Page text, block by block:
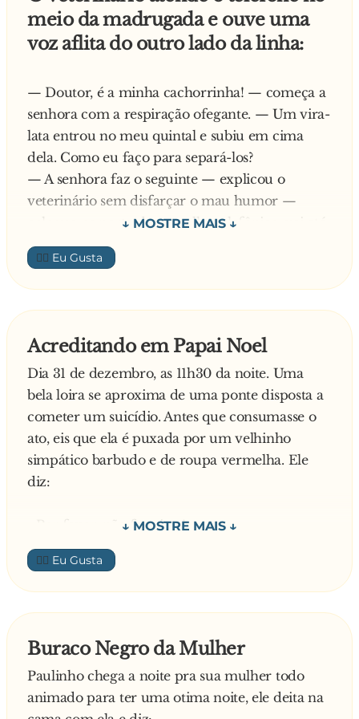
o leito do rio e as duas casas faziam um V, e lá
tinha um velho que estava nos observando
desde o inicio, e quando já estávamos quase
cana, ladrão de cana, pega.... Ficamos assustados
e saimos correndo largando a cana pra traz
depois de todo o trabalho que tivemos, mas
ficamos de longe observando, e vimos a hora
que o velho atravessou o rio e pegou a cana pra
ele, ficamos putos de raiva e fomos embora...
Moral da história:
" Ladrão que rouba ladrão, tem cem anos de
perdão."
meio da madrugada e ouve uma
voz aflita do outro lado da linha:
— Doutor, é a minha cachorrinha! — começa a
senhora com a respiração ofegante. — Um vira-
lata entrou no meu quintal e subiu em cima
dela. Como eu faço para separá-los?
— A senhora faz o seguinte — explicou o
veterinário sem disfarçar o mau humor —
coloque-os perto do aparelho telefônico, vai até
o orelhão mais próximo e disca para a sua casa.
Quando ouvirem o telefone tocar, eles irão se
separar!
— O senhor acha que isso realmente funciona?
— Bem, pelo menos comigo funcionou!
👍🏼
Acreditando em Papai Noel
Dia 31 de dezembro, as 11h30 da noite. Uma
bela loira se aproxima de uma ponte disposta a
cometer um suicídio. Antes que consumasse o
ato, eis que ela é puxada por um velhinho
simpático barbudo e de roupa vermelha. Ele
diz:
- Por favor, não faça isso!
- Me larga, Eu quero morrer!
- Uma menina bonita como você? Pelo menos
- Esta tarde, ... SNIFF ..., meu patrão me
despediu.
👍🏼
Buraco Negro da Mulher
Paulinho chega a noite pra sua mulher todo
animado para ter uma otima noite, ele deita na